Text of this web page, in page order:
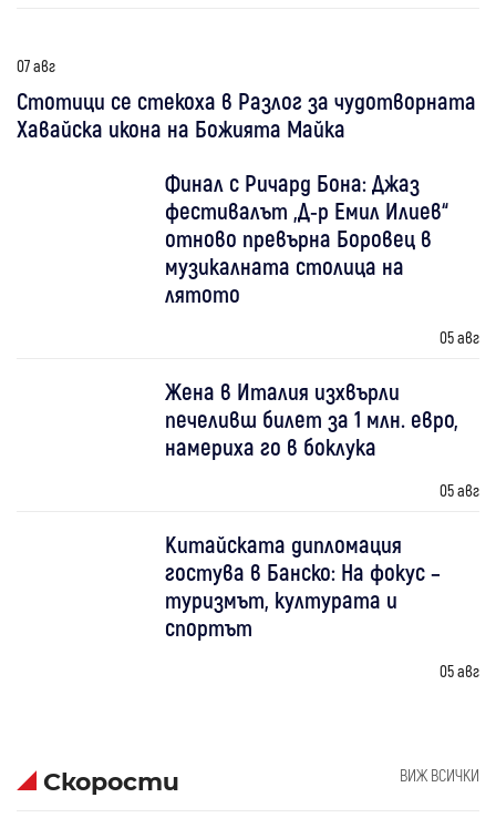
07 авг
Стотици се стекоха в Разлог за чудотворната
Хавайска икона на Божията Майка
Финал с Ричард Бона: Джаз
фестивалът „Д-р Емил Илиев“
отново превърна Боровец в
музикалната столица на
лятото
05 авг
Жена в Италия изхвърли
печеливш билет за 1 млн. евро,
намериха го в боклука
05 авг
Китайската дипломация
гостува в Банско: На фокус –
туризмът, културата и
спортът
05 авг
Скорости ВИЖ ВСИЧКИ